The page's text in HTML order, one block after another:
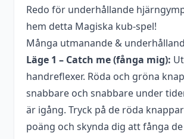
Redo för underhållande
hem detta Magiska kub-spel!
Många utmanande &
Läge 1 – Catch me (fånga mig):
handreflexer. Röda och gröna
snabbare och snabbare under
är igång. Tryck på de röda
poäng och skynda dig att fånga